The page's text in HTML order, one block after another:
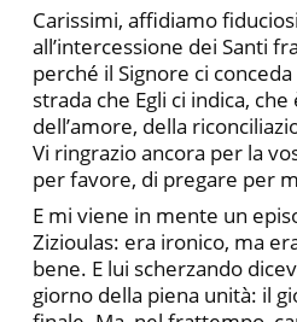
Carissimi, affidiamo
all’intercessione dei Santi
perché il Signore ci
strada che Egli ci indica,
dell’amore, della
Vi ringrazio ancora per la
per favore, di pregare per
E mi viene in mente un
Zizioulas: era ironico, ma
bene. E lui scherzando
giorno della piena unità: il